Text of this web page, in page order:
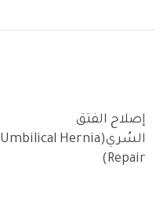
إصلاح الفتق
السُري(Umbilical Hernia
Repair)